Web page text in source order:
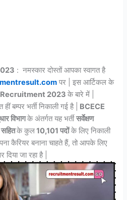
: नमस्कार दोस्तों आपका स्वागत है
पर | इस आर्टिकल के
Recruitment 2023के बारे में |
बम्पर भर्ती निकाली गई है |
BCECE
विभागके अंतर्गत यह भर्तीसर्वेक्षण
सहितके कुल10,101 पदोंके लिए निकाली
कैरियर बनाना चाहते हैं, तो आपके लिए
जा रहा है |